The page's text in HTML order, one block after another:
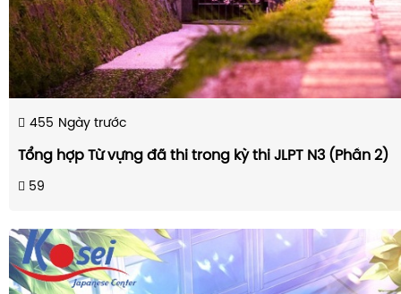
455 Ngày trước
Tổng hợp Từ vựng đã thi trong kỳ thi JLPT N3 (Phần 2)
59